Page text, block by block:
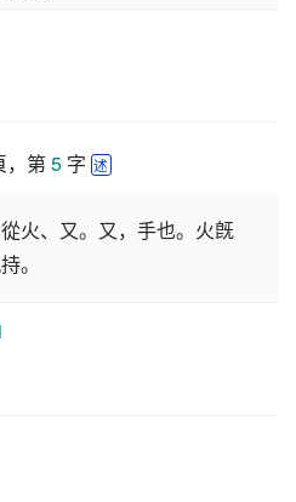
，第 5 字 述
火、又。又，手也。火旣
。